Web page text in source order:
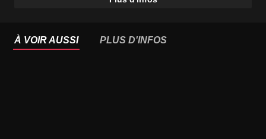
À VOIR AUSSI PLUS D'INFOS